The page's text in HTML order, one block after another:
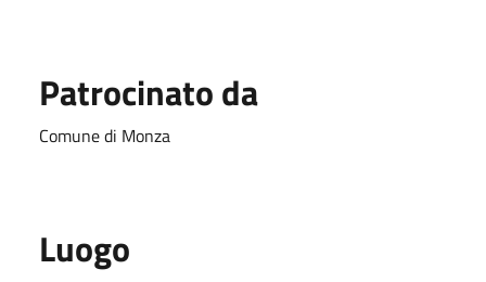
Patrocinato da
Comune di Monza
Luogo